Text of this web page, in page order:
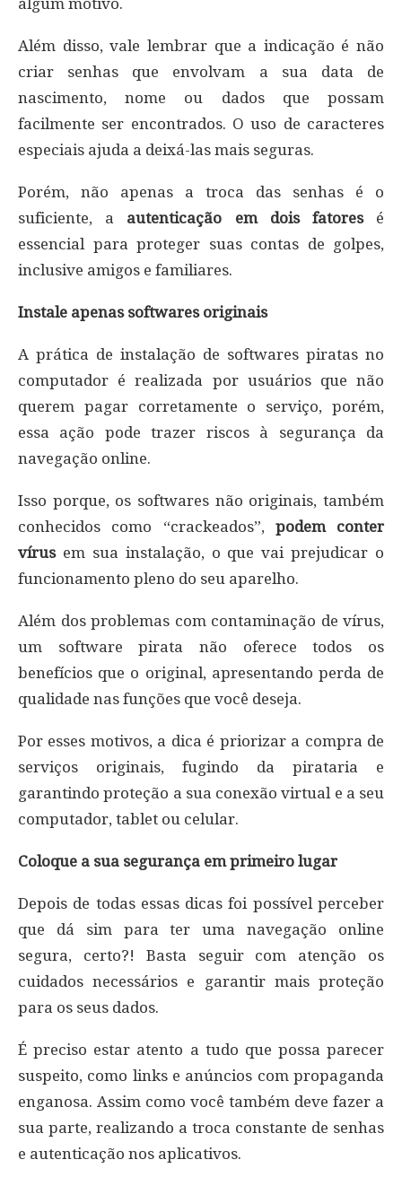
Além disso, vale lembrar que a indicação é não
criar senhas que envolvam a sua data de
nascimento, nome ou dados que possam
facilmente ser encontrados. O uso de caracteres
especiais ajuda a deixá-las mais seguras.
Porém, não apenas a troca das senhas é o
suficiente, a autenticação em dois fatoresé
essencial para proteger suas contas de golpes,
inclusive amigos e familiares.
Instale apenas softwares originais
A prática de instalação de softwares piratas no
computador é realizada por usuários que não
querem pagar corretamente o serviço, porém,
essa ação pode trazer riscos à segurança da
navegação online.
Isso porque, os softwares não originais, também
conhecidos como “crackeados”, podem conter
vírusem sua instalação, o que vai prejudicar o
funcionamento pleno do seu aparelho.
Além dos problemas com contaminação de vírus,
um software pirata não oferece todos os
benefícios que o original, apresentando perda de
qualidade nas funções que você deseja.
Por esses motivos, a dica é priorizar a compra de
serviços originais, fugindo da pirataria e
garantindo proteção a sua conexão virtual e a seu
computador, tablet ou celular.
Coloque a sua segurança em primeiro lugar
Depois de todas essas dicas foi possível perceber
que dá sim para ter uma navegação online
segura, certo?! Basta seguir com atenção os
cuidados necessários e garantir mais proteção
para os seus dados.
É preciso estar atento a tudo que possa parecer
suspeito, como links e anúncios com propaganda
enganosa. Assim como você também deve fazer a
sua parte, realizando a troca constante de senhas
e autenticação nos aplicativos.